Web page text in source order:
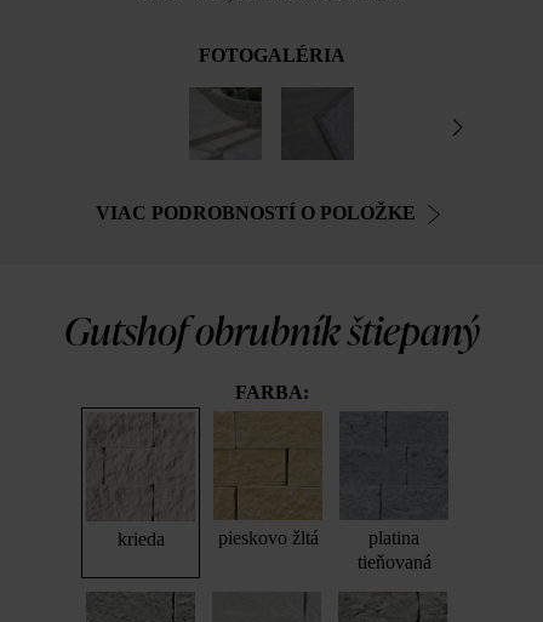
FOTOGALÉRIA
VIAC PODROBNOSTÍ O POLOŽKE
Gutshof obrubník štiepaný
FARBA:
krieda pieskovo žltá
platina
tieňovaná